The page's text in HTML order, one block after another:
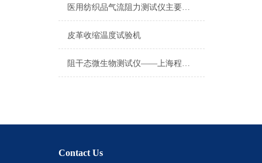
医用纺织品气流阻力测试仪主要用途
皮革收缩温度试验机
阻干态微生物测试仪——上海程斯智能科技有限公司荣获发明证书
Contact Us